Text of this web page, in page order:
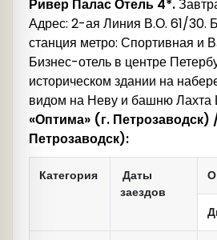
Ривер Палас Отель 4*.
Адрес: 2-ая Линия В.О. 61/30.
станция метро: Спортивная и
Бизнес-отель в центре
историческом здании на
видом на Неву и башню Лахта
«Оптима» (г. Петрозаводск)
Петрозаводск):
Категория
Даты
заездов